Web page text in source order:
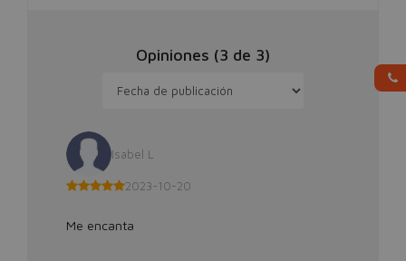
Opiniones (3 de 3)
Isabel L
2023-10-20
Me encanta